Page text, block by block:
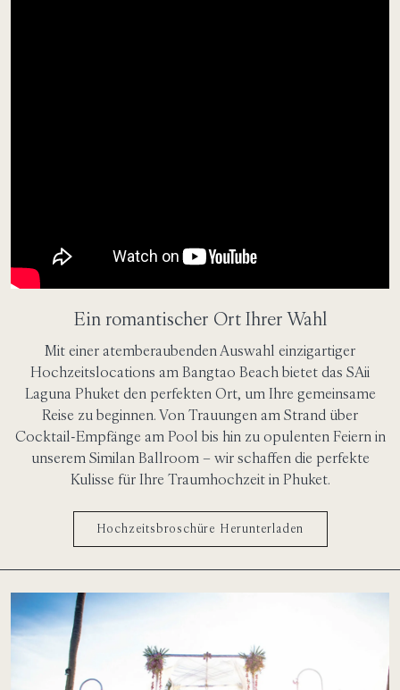
Ein romantischer Ort Ihrer Wahl
Mit einer atemberaubenden Auswahl einzigartiger
Hochzeitslocations am Bangtao Beach bietet das SAii
Laguna Phuket den perfekten Ort, um Ihre gemeinsame
Reise zu beginnen. Von Trauungen am Strand über
Cocktail-Empfänge am Pool bis hin zu opulenten Feiern in
unserem Similan Ballroom – wir schaffen die perfekte
Kulisse für Ihre Traumhochzeit in Phuket.
Hochzeitsbroschüre Herunterladen